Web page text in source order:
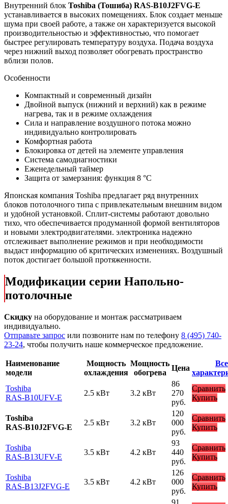
Внутренний блок Toshiba (Тошиба) RAS-B10J2FVG-E
устанавливается в высоких помещениях. Блок создает меньше
шума при своей работе, а также он характеризуется высокой
производительностью и эффективностью, что помогает
быстрее регулировать температуру воздуха. Подача воздуха
через нижний выход позволяет обогревать пространство
вблизи полов.
Особенности
Компактный и современный дизайн
Двойной выпуск (нижний и верхний) как в режиме
нагрева, так и в режиме охлаждения
Сила и направление воздушного потока можно
индивидуально контролировать
Комфортная работа
Блокировка от детей на элементе управления
Система самодиагностики
Еженедельный таймер
Защита от замерзания: функция 8 °C
Японская компания Toshiba предлагает ряд внутренних
блоков потолочного типа с привлекательным внешним видом
и удобной установкой. Сплит-системы работают довольно
тихо, что обеспечивается продуманной формой вентиляторов
и новыми электродвигателями. электроника надежно
отслеживает выполнение режимов и при необходимости
выдаст информацию об критических изменениях. Воздушный
поток достигает большой протяженности.
Модификации серии Напольно-
потолочные
Скидку на оборудование и монтаж рассматриваем
индивидуально.
Отправьте запрос или позвоните нам по телефону 8 (495) 740-
23-24, чтобы получить наше коммерческое предложение.
Наименование
модели
Мощность
охлаждения
Мощность
обогрева
Цена
Все
Toshiba
RAS-B10UFV-E
2.5 кВт 3.2 кВт
86
270
руб.
Сравнить
Купить
Toshiba
RAS-B10J2FVG-E
2.5 кВт 3.2 кВт
120
000
руб.
Сравнить
Купить
Toshiba
RAS-B13UFV-E
3.5 кВт 4.2 кВт
93
440
руб.
Сравнить
Купить
Toshiba
RAS-B13J2FVG-E
3.5 кВт 4.2 кВт
126
000
руб.
Сравнить
Купить
91